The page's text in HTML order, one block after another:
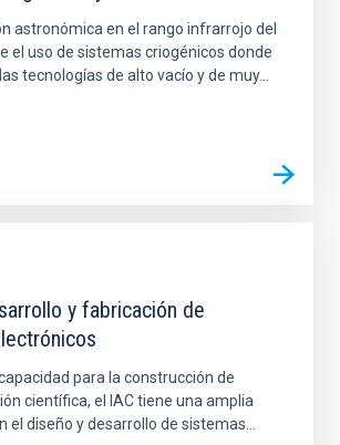
astronómica en el rango infrarrojo del
el uso de sistemas criogénicos donde
tecnologías de alto vacío y de muy...
y fabricación de
para la construcción de
científica, el IAC tiene una amplia
el diseño y desarrollo de sistemas...